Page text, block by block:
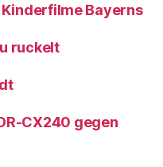
Kinderfilme Bayerns
ruckelt
CX240 gegen